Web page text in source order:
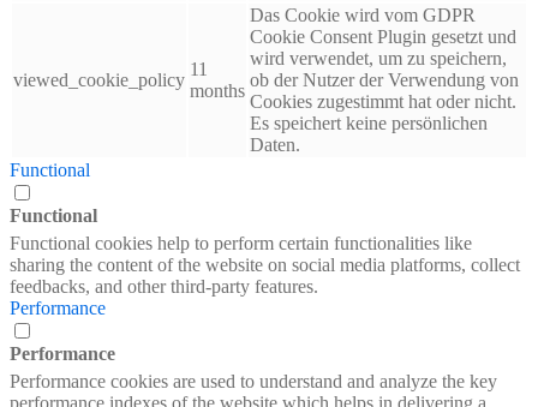
viewed_cookie_policy
11
months
Das Cookie wird vom GDPR
Cookie Consent Plugin gesetzt und
wird verwendet, um zu speichern,
ob der Nutzer der Verwendung von
Cookies zugestimmt hat oder nicht.
Es speichert keine persönlichen
Daten.
Functional
Functional
Functional cookies help to perform certain functionalities like
sharing the content of the website on social media platforms, collect
feedbacks, and other third-party features.
Performance
Performance
Performance cookies are used to understand and analyze the key
performance indexes of the website which helps in delivering a